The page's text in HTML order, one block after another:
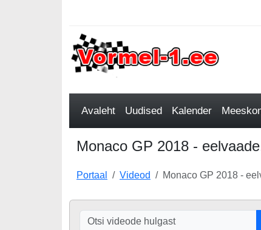
Avaleht Uudised Kalender
Monaco GP 2018 -
Portaal Videod Monaco GP 2018 -